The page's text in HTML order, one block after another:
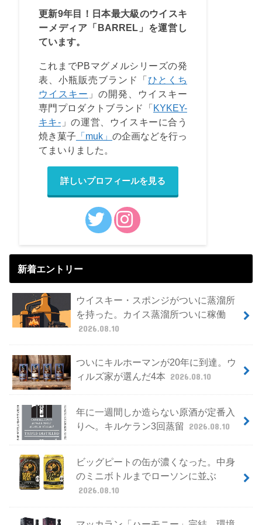
更新9年目！日本最大級のウイスキ
ーメディア「BARREL」を運営し
ています。
これまでPBマグメルシリーズの発
表、小瓶販売ブランド「ひとくち
ウイスキー 」の開発、ウイスキー
専門プロダクトブランド「KYKEY-
キキ- 」の運営、ウイスキーに合う
焼き菓子 「muk」 の企画などを行っ
てまいりました。
詳しいプロフィールを見る
新着エントリー
ウイスキー・スポンジがついに蒸溜所
を持った。カイス蒸溜所ついに稼働
2026.08.10
ついにキルホーマンが20年に到達。ウ
ィルズ家が選んだ4本 2026.08.10
年に一週間しか造らない原酒が定番入
りへ。キルケラン3回蒸留
2026.08.10
ビッグピートの缶が濃くなった。中身
のミニボトルまでローソンに並ぶ
2026.08.10